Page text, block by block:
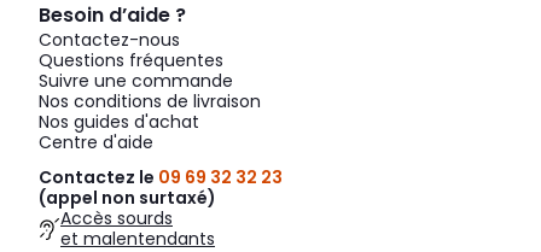
Besoin d’aide ?
Contactez-nous
Questions fréquentes
Suivre une commande
Nos conditions de livraison
Nos guides d'achat
Centre d'aide
Contactez le 09 69 32 32 23
(appel non surtaxé)
Accès sourds
et malentendants